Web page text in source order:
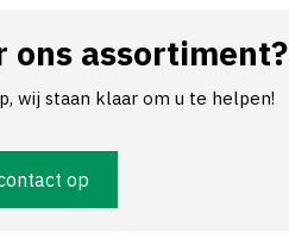
ons assortiment?
wij staan klaar om u te helpen!
op